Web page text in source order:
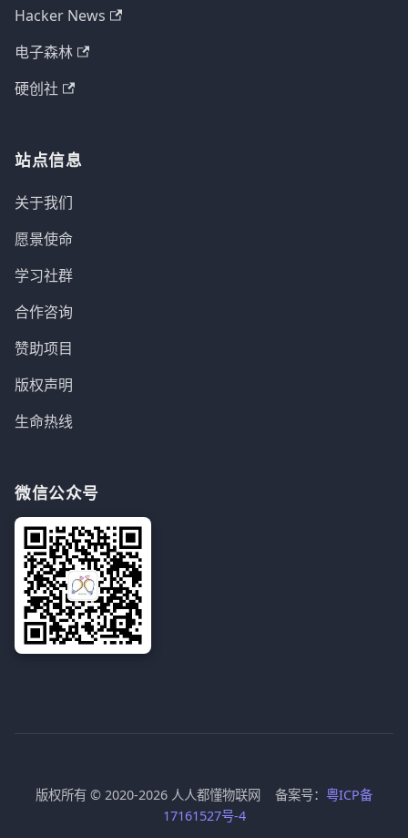
Hacker News
电子森林
硬创社
站点信息
关于我们
愿景使命
学习社群
合作咨询
赞助项目
版权声明
生命热线
微信公众号
版权所有 © 2020-2026 人人都懂物联网 备案号： 粤ICP备
17161527号-4